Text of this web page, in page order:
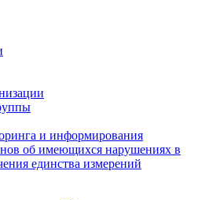
и информирования
об имеющихся нарушениях в
единства измерений